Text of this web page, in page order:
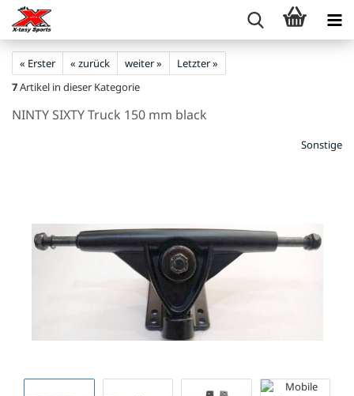
« Erster « zurück weiter »
Letzter »
7Artikel in dieser Kategorie
NINTY SIXTY Truck 150 mm black
Sonstige